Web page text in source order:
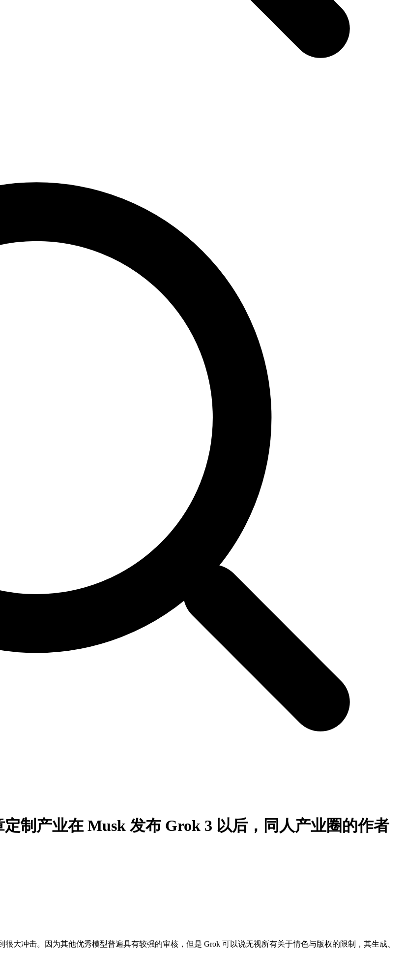
制产业在 Musk 发布 Grok 3 以后，同人产业圈的作者
大冲击。因为其他优秀模型普遍具有较强的审核，但是 Grok 可以说无视所有关于情色与版权的限制，其生成、